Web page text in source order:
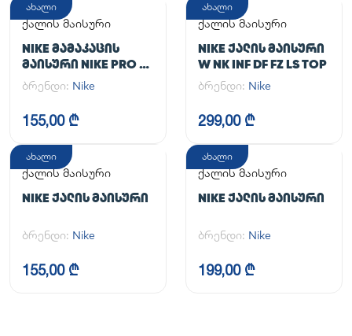
ახალი
ქალის მაისური
NIKE ᲛᲐᲛᲐᲙᲐᲪᲘᲡ
ᲛᲐᲘᲡᲣᲠᲘ NIKE PRO DF
365 CROP LS
ბრენდი: Nike
155,00 ₾
ახალი
ქალის მაისური
NIKE ᲥᲐᲚᲘᲡ ᲛᲐᲘᲡᲣᲠᲘ
W NK INF DF FZ LS TOP
ბრენდი: Nike
299,00 ₾
ახალი
ქალის მაისური
NIKE ᲥᲐᲚᲘᲡ ᲛᲐᲘᲡᲣᲠᲘ
ბრენდი: Nike
155,00 ₾
ახალი
ქალის მაისური
NIKE ᲥᲐᲚᲘᲡ ᲛᲐᲘᲡᲣᲠᲘ
ბრენდი: Nike
199,00 ₾